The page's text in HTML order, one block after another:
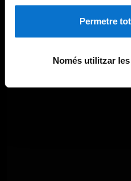
Permetre
Només utilitzar